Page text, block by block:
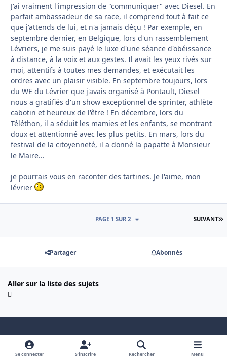
J'ai vraiment l'impression de "communiquer" avec Diesel. En
parfait ambassadeur de sa race, il comprend tout à fait ce
que j'attends de lui, et n'a jamais déçu ! Par exemple, en
septembre dernier, en Belgique, lors d'un rassemblement
Lévriers, je me suis payé le luxe d'une séance d'obéissance
à distance, à la voix et aux gestes. Il avait les yeux rivés sur
moi, attentifs à toutes mes demandes, et exécutait les
ordres avec un plaisir visible. En septembre toujours, lors
du WE du Lévrier que j'avais organisé à Pontault, Diesel
nous a gratifiés d'un show exceptionnel de sprinter, athlète
cabotin et heureux de l'être ! En décembre, lors du
Téléthon, il a séduit les mamies et les enfants, se montrant
doux et attentionné avec les plus petits. En mars, lors du
festival de la citoyenneté, il a donné la papatte à Monsieur
le Maire...
je pourrais vous en raconter des tartines. Je l'aime, mon
lévrier
SUIVANT
PAGE 1 SUR 2
Partager Abonnés
Aller sur la liste des sujets
Light ModeDark ModeSystem Preference x
Se connecter S’inscrire Rechercher Menu